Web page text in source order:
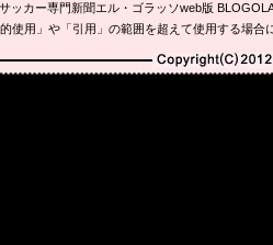
サッカー専門新聞エル・ゴラッソweb版
使用」や「引用」の範囲を超えて使用する場
Copyright(C)2010-